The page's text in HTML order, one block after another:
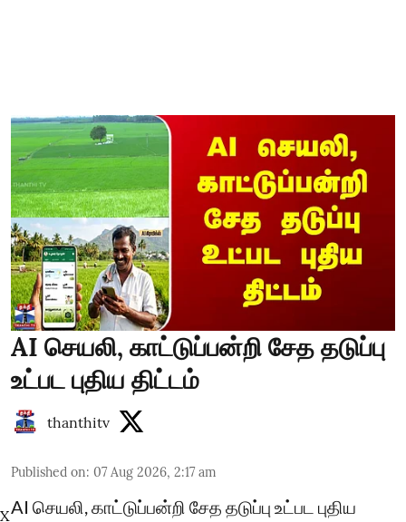
AI செயலி, காட்டுப்பன்றி சேத தடுப்பு
உட்பட புதிய திட்டம்
thanthitv
Published on: 07 Aug 2026, 2:17 am
AI செயலி, காட்டுப்பன்றி சேத தடுப்பு உட்பட புதிய
X